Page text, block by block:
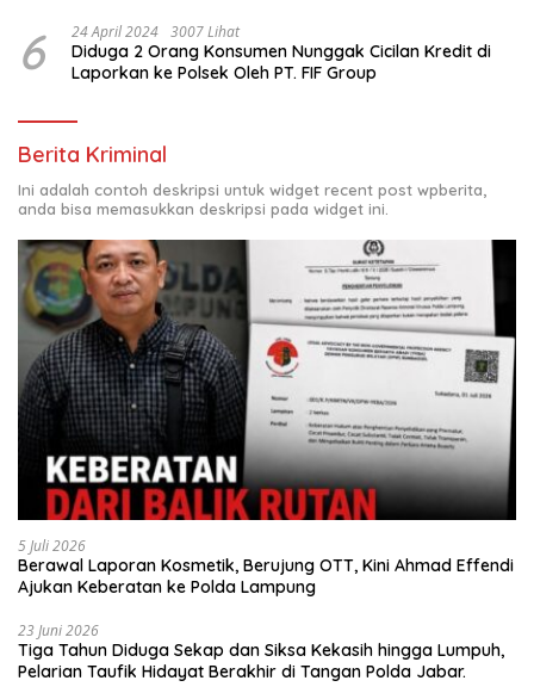
6 24 April 2024 3007 Lihat
Diduga 2 Orang Konsumen Nunggak Cicilan Kredit di
Laporkan ke Polsek Oleh PT. FIF Group
Berita Kriminal
Ini adalah contoh deskripsi untuk widget recent post wpberita,
anda bisa memasukkan deskripsi pada widget ini.
5 Juli 2026
Berawal Laporan Kosmetik, Berujung OTT, Kini Ahmad Effendi
Ajukan Keberatan ke Polda Lampung
23 Juni 2026
Tiga Tahun Diduga Sekap dan Siksa Kekasih hingga Lumpuh,
Pelarian Taufik Hidayat Berakhir di Tangan Polda Jabar.